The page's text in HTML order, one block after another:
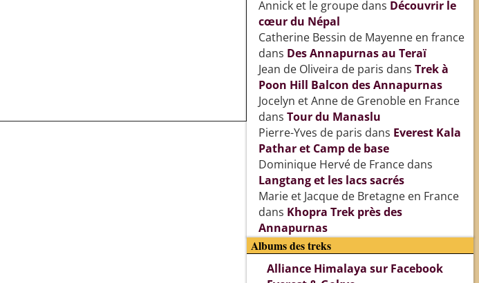
Annick et le groupedans Découvrir le
cœur du Népal
Catherine Bessin de Mayenne en france
dans Des Annapurnas au Teraï
Jean de Oliveira de paris dans Trek à
Poon Hill Balcon des Annapurnas
Jocelyn et Anne de Grenoble en France
dans Tour du Manaslu
Pierre-Yves de paris dans Everest Kala
Pathar et Camp de base
Dominique Hervé de Francedans
Langtang et les lacs sacrés
Marie et Jacque de Bretagne en France
dans Khopra Trek près des
Annapurnas
Albums des treks
Alliance Himalaya sur Facebook